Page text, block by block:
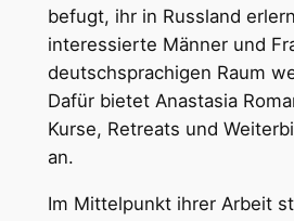
befugt, ihr in Russland
interessierte Männer und
deutschsprachigen Raum
Dafür bietet Anastasia
Kurse, Retreats und
an.
Im Mittelpunkt ihrer Arbeit